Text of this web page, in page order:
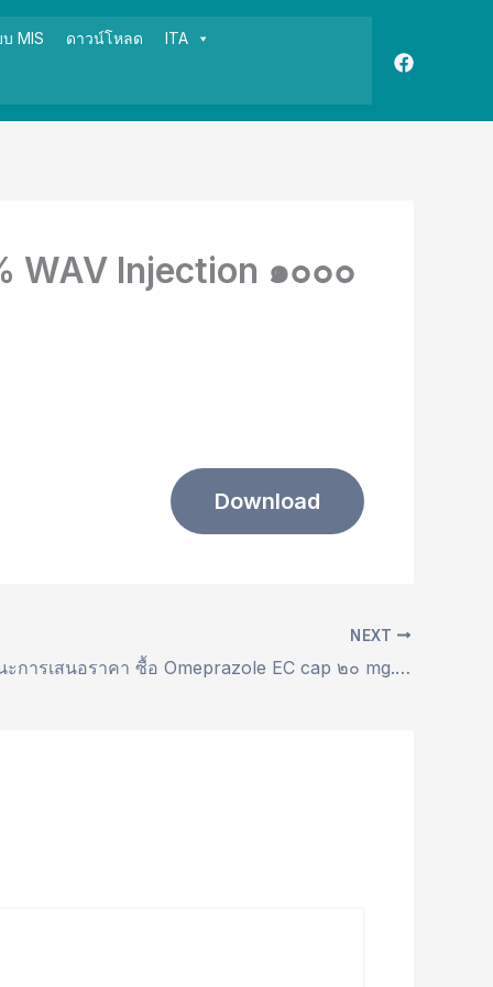
MIS ดาวน์โหลด ITA
WAV Injection ๑๐๐๐
Download
NEXT
ประกาศ ผู้ชนะการเสนอราคา ซื้อ Omeprazole EC cap ๒๐ mg. โดยวิธีเฉพาะเจาะจง